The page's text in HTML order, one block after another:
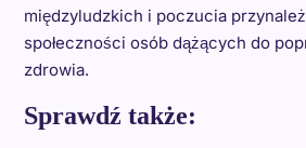
międzyludzkich i poczucia
społeczności osób dążących do
zdrowia.
Sprawdź także: